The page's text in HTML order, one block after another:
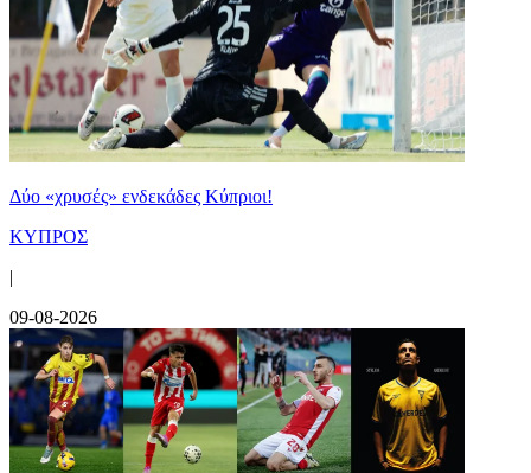
Δύο «χρυσές» ενδεκάδες Κύπριοι!
ΚΥΠΡΟΣ
|
09-08-2026